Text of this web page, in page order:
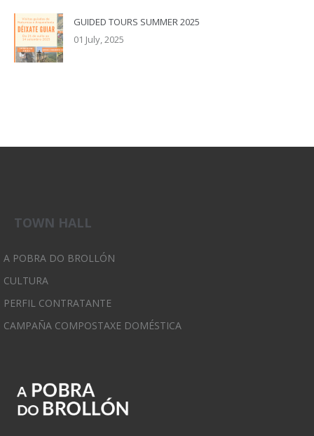
GUIDED TOURS SUMMER 2025
01 July, 2025
TOWN HALL
A POBRA DO BROLLÓN
CULTURA
PERFIL CONTRATANTE
CAMPAÑA COMPOSTAXE DOMÉSTICA